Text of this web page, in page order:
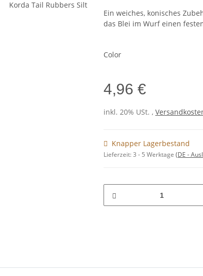
Ein weiches, konisches
das Blei im Wurf einen
Color
4,96 €
inkl. 20% USt. ,
Knapper Lagerbestand
Lieferzeit:3 - 5 Werktage (DE -